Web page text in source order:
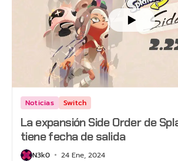
Noticias Switch
La expansión Side Order de
tiene fecha de salida
N3k0 24 Ene, 2024